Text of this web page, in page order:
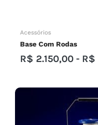
Acessórios
Base Com Rodas
R$ 2.150,00 - R$